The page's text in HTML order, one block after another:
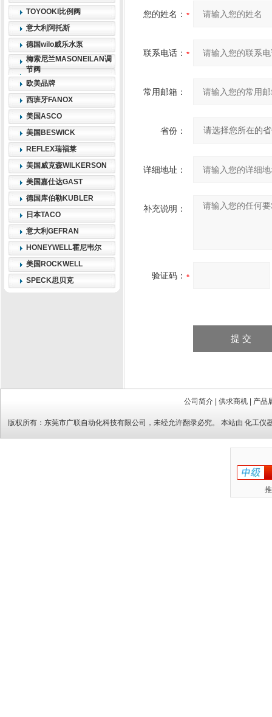
TOYOOKI比例阀
意大利阿托斯
德国wilo威乐水泵
梅索尼兰MASONEILAN调
节阀
欧美品牌
西班牙FANOX
美国ASCO
美国BESWICK
REFLEX瑞福莱
美国威克森WILKERSON
美国嘉仕达GAST
德国库伯勒KUBLER
日本TACO
意大利GEFRAN
HONEYWELL霍尼韦尔
美国ROCKWELL
SPECK思贝克
您的姓名：
联系电话：
常用邮箱：
省份：
详细地址：
补充说明：
验证码：
公司简介 供求商机 产品
版权所有： 东莞市广联自动化科技有限公司 ，未经允许翻录必究。 本站由化工仪